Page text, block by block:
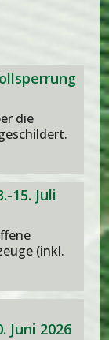
die
15. Juli
(inkl.
Juni 2026